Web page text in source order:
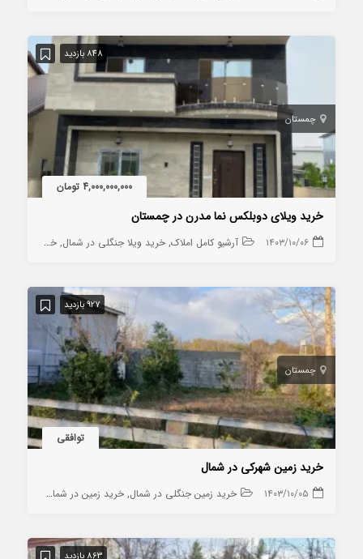
848 بازدید
چمستان
4,000,000,000 تومان
خرید ویلای دوبلکس نما مدرن در چمستان
۱۴۰۳/۱۰/۰۶ آرشیو کامل املاک خرید ویلا جنگلی در شمال خرید ویلا در چمستان
927 بازدید
چمستان
توافقی
خرید زمین شهرکی در شمال
۱۴۰۳/۱۰/۰۵ خرید زمین جنگلی در شمال خرید زمین در شمال
863 بازدید